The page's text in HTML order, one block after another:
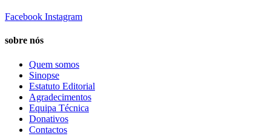
Facebook Instagram
sobre nós
Quem somos
Sinopse
Estatuto Editorial
Agradecimentos
Equipa Técnica
Donativos
Contactos